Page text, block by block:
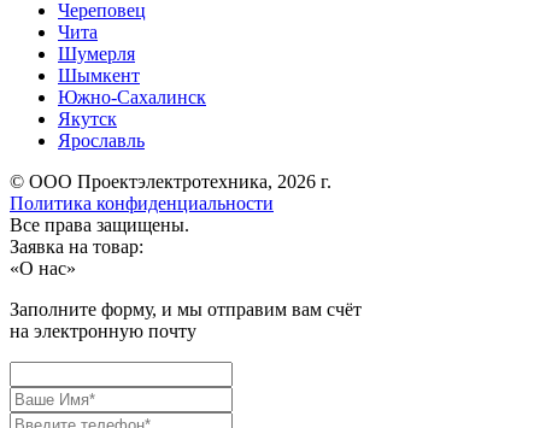
Череповец
Чита
Шумерля
Шымкент
Южно-Сахалинск
Якутск
Ярославль
© ООО Проектэлектротехника, 2026 г.
Политика конфиденциальности
Все права защищены.
Заявка на товар:
«О нас»
Заполните форму, и мы отправим вам счёт
на электронную почту